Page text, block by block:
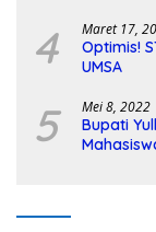
4 Maret 17,
Optimis!
UMSA
5 Mei 8, 2022
Bupati